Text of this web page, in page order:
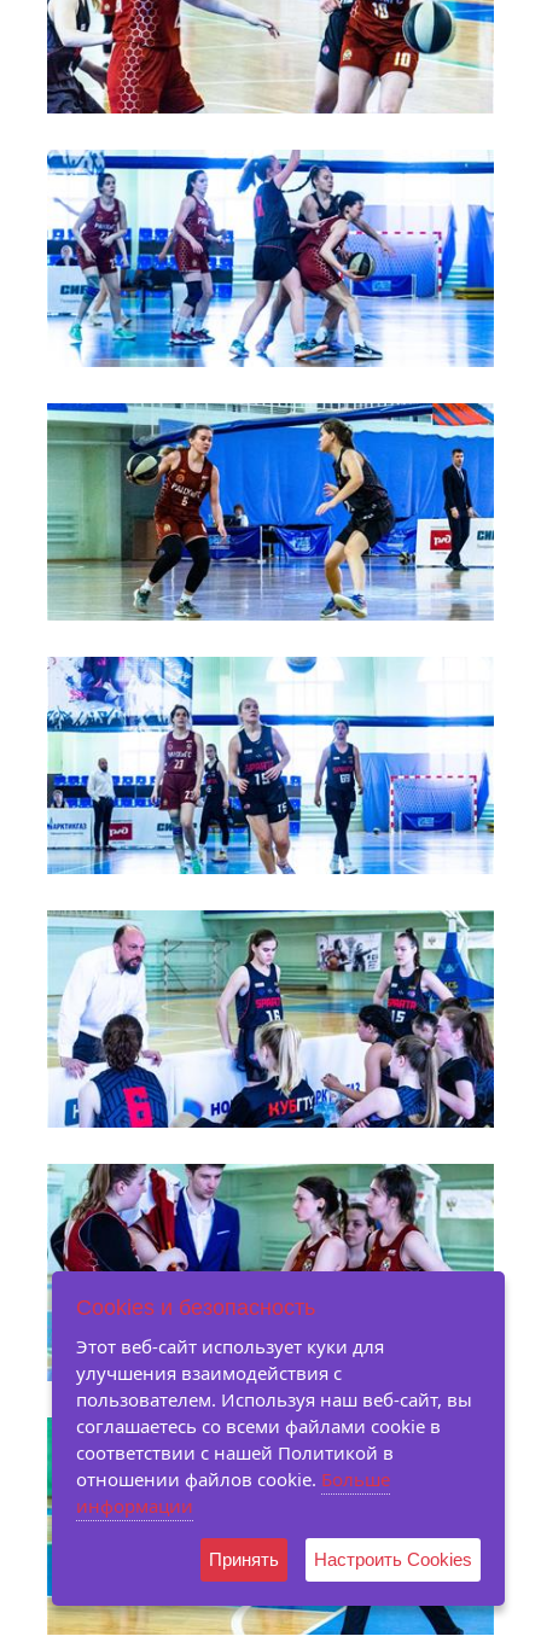
Cookies и безопасность
Этот веб-сайт использует куки для
улучшения взаимодействия с
пользователем. Используя наш веб-сайт, вы
соглашаетесь со всеми файлами cookie в
соответствии с нашей Политикой в ​​
отношении файлов cookie. Больше
информации
Принять Настроить Cookies